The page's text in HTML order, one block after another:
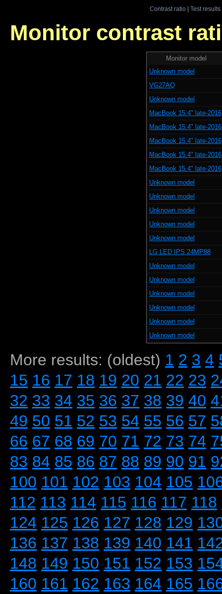
Contrast ratio| Test results
Monitor contrast
Monitor model
Unknown model
VG27AQ
Unknown model
MacBook 15.4" late-2016
MacBook 15.4" late-2016
MacBook 15.4" late-2016
MacBook 15.4" late-2016
MacBook 15.4" late-2016
Unknown model
Unknown model
Unknown model
Unknown model
Unknown model
LG LED IPS 24MP88
Unknown model
Unknown model
Unknown model
Unknown model
Unknown model
Unknown model
More results: (oldest) 1 2 3 4
15 16 17 18 19 20 21 22 23
32 33 34 35 36 37 38 39 40
49 50 51 52 53 54 55 56 57
66 67 68 69 70 71 72 73 74
83 84 85 86 87 88 89 90 91
100 101 102 103 104 105
112 113 114 115 116 117 118
124 125 126 127 128 129
136 137 138 139 140 141
148 149 150 151 152 153
160 161 162 163 164 165